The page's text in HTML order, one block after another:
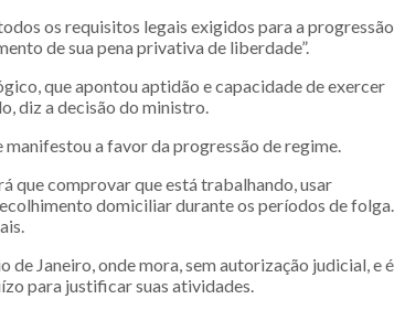
os requisitos legais exigidos para a progressão
de sua pena privativa de liberdade”.
que apontou aptidão e capacidade de exercer
diz a decisão do ministro.
a favor da progressão de regime.
que comprovar que está trabalhando, usar
domiciliar durante os períodos de folga.
de Janeiro, onde mora, sem autorização judicial, e é
para justificar suas atividades.